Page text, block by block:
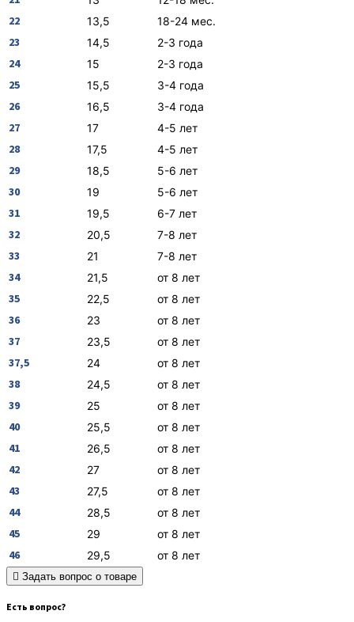
22 13,5 18-24 мес.
23 14,5 2-3 года
24 15 2-3 года
25 15,5 3-4 года
26 16,5 3-4 года
27 17 4-5 лет
28 17,5 4-5 лет
29 18,5 5-6 лет
30 19 5-6 лет
31 19,5 6-7 лет
32 20,5 7-8 лет
33 21 7-8 лет
34 21,5 от 8 лет
35 22,5 от 8 лет
36 23 от 8 лет
37 23,5 от 8 лет
37,5 24 от 8 лет
38 24,5 от 8 лет
39 25 от 8 лет
40 25,5 от 8 лет
41 26,5 от 8 лет
42 27 от 8 лет
43 27,5 от 8 лет
44 28,5 от 8 лет
45 29 от 8 лет
46 29,5 от 8 лет
Задать вопрос о товаре
Есть вопрос?